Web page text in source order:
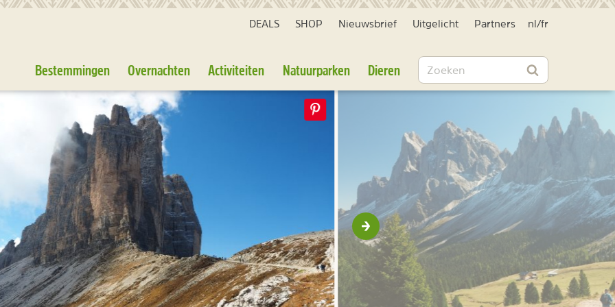
DEALS SHOP Nieuwsbrief Uitgelicht Partners nl /fr
Bestemmingen Overnachten Activiteiten Natuurparken Dieren Zoeken
Zoeken
Volgende